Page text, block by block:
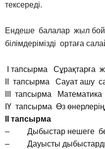
тексереді.
Ендеше балалар жыл
білімдерімізді ортаға
І тапсырма Сұрақтарға
ІІ тапсырма Сауат ашу
ІІІ тапсырма
ІҮ тапсырма Өз
ІІ тапсырма
– Дыбыстар нешеге
– Дауысты дыбыстарды